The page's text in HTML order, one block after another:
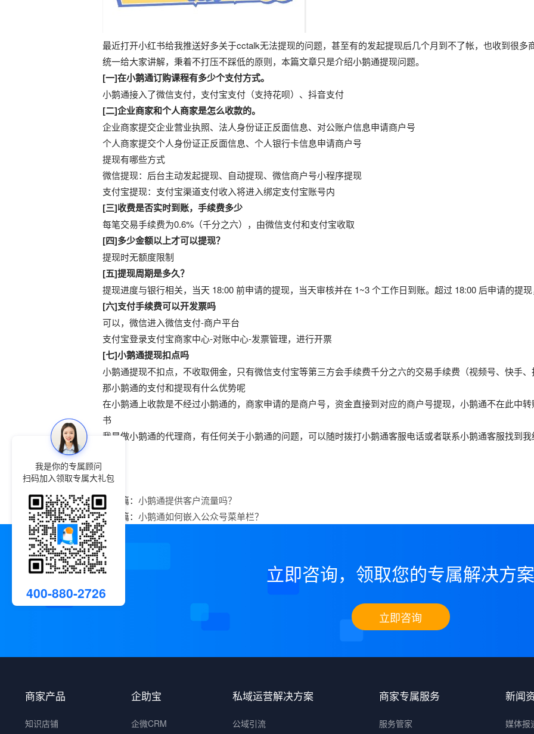
最近打开小红书给我推送好多关于cctalk无法提现的问题，甚至有的发起提现后几个月到不了帐，也收到很
统一给大家讲解，秉着不打压不踩低的原则，本篇文章只是介绍小鹅通提现问题。
[一]在小鹅通订购课程有多少个支付方式。
小鹅通接入了微信支付，支付宝支付（支持花呗）、抖音支付
[二]企业商家和个人商家是怎么收款的。
企业商家提交企业营业执照、法人身份证正反面信息、对公账户信息申请商户号
个人商家提交个人身份证正反面信息、个人银行卡信息申请商户号
提现有哪些方式
微信提现：后台主动发起提现、自动提现、微信商户号小程序提现
支付宝提现：支付宝渠道支付收入将进入绑定支付宝账号内
[三]收费是否实时到账，手续费多少
每笔交易手续费为0.6%（千分之六），由微信支付和支付宝收取
[四]多少金额以上才可以提现？
提现时无额度限制
[五]提现周期是多久？
提现进度与银行相关，当天 18:00 前申请的提现，当天审核并在 1~3 个工作日到账。超过 18:00 后申请的提
[六]支付手续费可以开发票吗
可以，微信进入微信支付-商户平台
支付宝登录支付宝商家中心-对账中心-发票管理，进行开票
[七]小鹅通提现扣点吗
小鹅通提现不扣点，不收取佣金，只有微信支付宝等第三方会手续费千分之六的交易手续费（视频号、快手
那小鹅通的支付和提现有什么优势呢
在小鹅通上收款是不经过小鹅通的，商家申请的是商户号，资金直接到对应的商户号提现，小鹅通不在此中
书
我是做小鹅通的代理商，有任何关于小鹅通的问题，可以随时拨打小鹅通客服电话或者联系小鹅通客服找到
上一篇： 小鹅通提供客户流量吗？
下一篇： 小鹅通如何嵌入公众号菜单栏？
立即咨询，领取您的专属解决方案
立即咨询
商家产品
知识店铺
企助宝
企微CRM
私域运营解决方案
公域引流
商家专属服务
服务管家
新闻
媒体报
我是你的专属顾问
扫码加入领取专属大礼包
400-880-2726